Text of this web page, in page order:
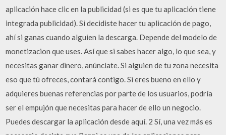
aplicación hace clic en la publicidad (si es que tu aplicación tiene
integrada publicidad). Si decidiste hacer tu aplicación de pago,
ahí si ganas cuando alguien la descarga. Depende del modelo de
monetizacion que uses. Así que si sabes hacer algo, lo que sea, y
necesitas ganar dinero, anúnciate. Si alguien de tu zona necesita
eso que tú ofreces, contará contigo. Si eres bueno en ello y
adquieres buenas referencias por parte de los usuarios, podría
ser el empujón que necesitas para hacer de ello un negocio.
Puedes descargar la aplicación desde aquí. 2 Sí, una vez más es